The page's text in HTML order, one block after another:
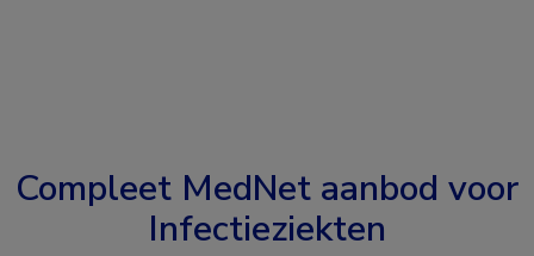
Compleet MedNet aanbod voor
Infectieziekten